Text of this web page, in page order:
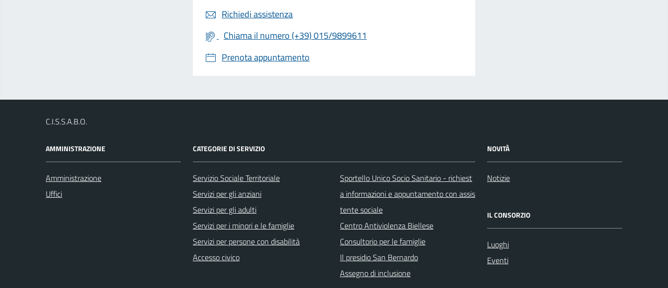
Richiedi assistenza
Chiama il numero (+39) 015/9899611
Prenota appuntamento
C.I.S.S.A.B.O.
AMMINISTRAZIONE
Amministrazione
Uffici
CATEGORIE DI SERVIZIO
Servizio Sociale Territoriale
Servizi per gli anziani
Servizi per gli adulti
Servizi per i minori e le famiglie
Servizi per persone con disabilità
Accesso civico
Sportello Unico Socio Sanitario - richiest
a informazioni e appuntamento con assis
tente sociale
Centro Antiviolenza Biellese
Consultorio per le famiglie
Il presidio San Bernardo
Assegno di inclusione
NOVITÀ
Notizie
IL CONSORZIO
Luoghi
Eventi